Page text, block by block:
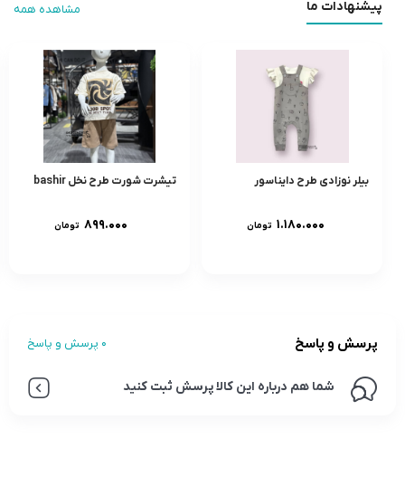
پیشنهادات ما مشاهده همه
بیلر نوزادی طرح دایناسور
۱.۱۸۰.۰۰۰ تومان
تیشرت شورت طرح نخل bashir
۸۹۹.۰۰۰ تومان
پرسش و پاسخ 0 پرسش و پاسخ
شما هم درباره این کالا پرسش ثبت کنید